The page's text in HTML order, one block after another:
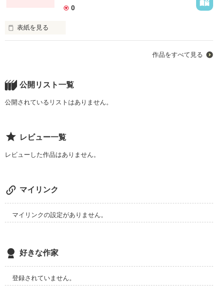
0
表紙を見る
作品を読む
作品をすべて見る
公開リスト一覧
公開されているリストはありません。
レビュー一覧
レビューした作品はありません。
マイリンク
マイリンクの設定がありません。
好きな作家
登録されていません。